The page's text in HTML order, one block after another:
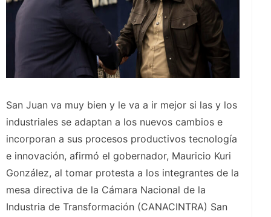
San Juan va muy bien y le va a ir mejor si las y los
industriales se adaptan a los nuevos cambios e
incorporan a sus procesos productivos tecnología
e innovación, afirmó el gobernador, Mauricio Kuri
González, al tomar protesta a los integrantes de la
mesa directiva de la Cámara Nacional de la
Industria de Transformación (CANACINTRA) San